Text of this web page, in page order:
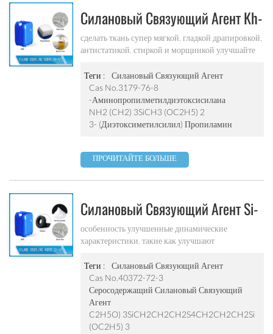
Силановый Связующий Агент Kh-
902
сделать ткань супер мягкой, гладкой драпировкой,
антистатикой, стиркой и морщинкой улучшайте
подложки (цемент, медь, стекло и т. д.), систему
светлого цвета увеличение органического
материала связующей способности
неорганического матричного материала
улучшенная силиконовая (молекулярная)
Теги :
Силановый Связующий Агент
Cas No.3179-76-8
-аминопропилметилдиэтоксисилана
NH2 (CH2) 3SiCH3 (OC2H5) 2
3- (диэтоксиметилсилил) Пропиламин
ПРОЧИТАЙТЕ БОЛЬШЕ
Силановый Связующий Агент Si-
69
особенность улучшенные динамические
характеристики, такие как улучшают
водостойкости и т. д., более низкую деформацию
сжатия, термостойкость тип серосодержащий
силановый связующий агент Типичные свойства
Внешний вид: коричневая прозрачная жидкость
температура вспышки: a≥100 ℃ содержание
серы: ≥22,5% № кат .: 40372-72-3 плотность:
Теги :
Силановый Связующий Агент
Cas No.40372-72-3
Серосодержащий Силановый Связующий
Агент
C2H5O) 3SiCH2CH2CH2S4CH2CH2CH2Si
(OC2H5) 3